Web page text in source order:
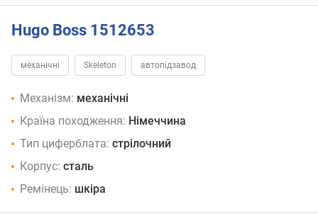
Hugo Boss 1512653
механічні Skeleton автопідзавод
Механізм: механічні
Країна походження: Німеччина
Тип циферблата: стрілочний
Корпус: сталь
Ремінець: шкіра